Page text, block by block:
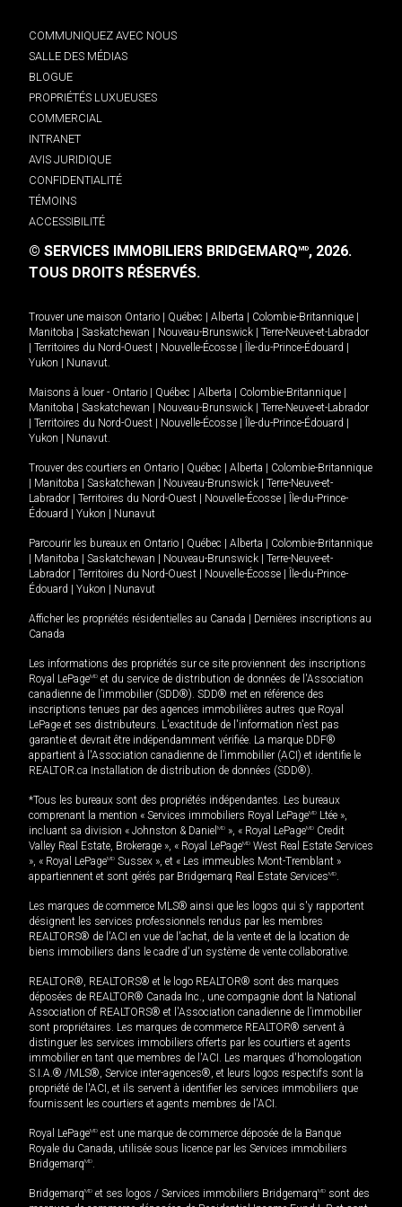
COMMUNIQUEZ AVEC NOUS
SALLE DES MÉDIAS
BLOGUE
PROPRIÉTÉS LUXUEUSES
COMMERCIAL
INTRANET
AVIS JURIDIQUE
CONFIDENTIALITÉ
TÉMOINS
ACCESSIBILITÉ
© SERVICES IMMOBILIERS BRIDGEMARQMD, 2026.
TOUS DROITS RÉSERVÉS.
Trouver une maison Ontario Québec Alberta Colombie-Britannique
Manitoba
Saskatchewan Nouveau-Brunswick
Terre-Neuve-et-Labrador
Territoires du Nord-Ouest Nouvelle-Écosse Île-du-Prince-Édouard
Yukon
Nunavut.
Maisons à louer - Ontario Québec Alberta Colombie-Britannique
Manitoba
Saskatchewan Nouveau-Brunswick
Terre-Neuve-et-Labrador
Territoires du Nord-Ouest Nouvelle-Écosse Île-du-Prince-Édouard
Yukon
Nunavut.
Trouver des courtiers en Ontario Québec Alberta
Colombie-Britannique
Manitoba Saskatchewan Nouveau-Brunswick
Terre-Neuve-et-
Labrador
Territoires du Nord-Ouest Nouvelle-Écosse
Île-du-Prince-
Édouard
Yukon Nunavut
Parcourir les bureaux en Ontario Québec Alberta
Colombie-Britannique
Manitoba Saskatchewan Nouveau-Brunswick
Terre-Neuve-et-
Labrador
Territoires du Nord-Ouest Nouvelle-Écosse
Île-du-Prince-
Édouard
Yukon Nunavut
Afficher les propriétés résidentielles au Canada
Dernières inscriptions au
Canada
Les informations des propriétés sur ce site proviennent des inscriptions
Royal LePageMD et du service de distribution de données de l'Association
canadienne de l’immobilier (SDD®). SDD® met en référence des
inscriptions tenues par des agences immobilières autres que Royal
LePage et ses distributeurs. L'exactitude de l'information n'est pas
garantie et devrait être indépendamment vérifiée. La marque DDF®
appartient à l'Association canadienne de l’immobilier (ACI) et identifie le
REALTOR.ca Installation de distribution de données (SDD®).
*Tous les bureaux sont des propriétés indépendantes. Les bureaux
comprenant la mention « Services immobiliers Royal LePageMD Ltée »,
incluant sa division « Johnston & Daniel MD », « Royal LePageMD Credit
Valley Real Estate, Brokerage », « Royal LePageMD West Real Estate Services
», « Royal LePageMD Sussex », et « Les immeubles Mont-Tremblant »
appartiennent et sont gérés par Bridgemarq Real Estate ServicesMD.
Les marques de commerce MLS® ainsi que les logos qui s'y rapportent
désignent les services professionnels rendus par les membres
REALTORS® de l'ACI en vue de l'achat, de la vente et de la location de
biens immobiliers dans le cadre d'un système de vente collaborative.
REALTOR®, REALTORS® et le logo REALTOR® sont des marques
déposées de REALTOR® Canada Inc., une compagnie dont la National
Association of REALTORS® et l'Association canadienne de l’immobilier
sont propriétaires. Les marques de commerce REALTOR® servent à
distinguer les services immobiliers offerts par les courtiers et agents
immobilier en tant que membres de l'ACI. Les marques d'homologation
S.I.A.® /MLS®, Service inter-agences®, et leurs logos respectifs sont la
propriété de l'ACI, et ils servent à identifier les services immobiliers que
fournissent les courtiers et agents membres de l'ACI.
Royal LePageMD est une marque de commerce déposée de la Banque
Royale du Canada, utilisée sous licence par les Services immobiliers
BridgemarqMD.
BridgemarqMD et ses logos / Services immobiliers BridgemarqMD sont des